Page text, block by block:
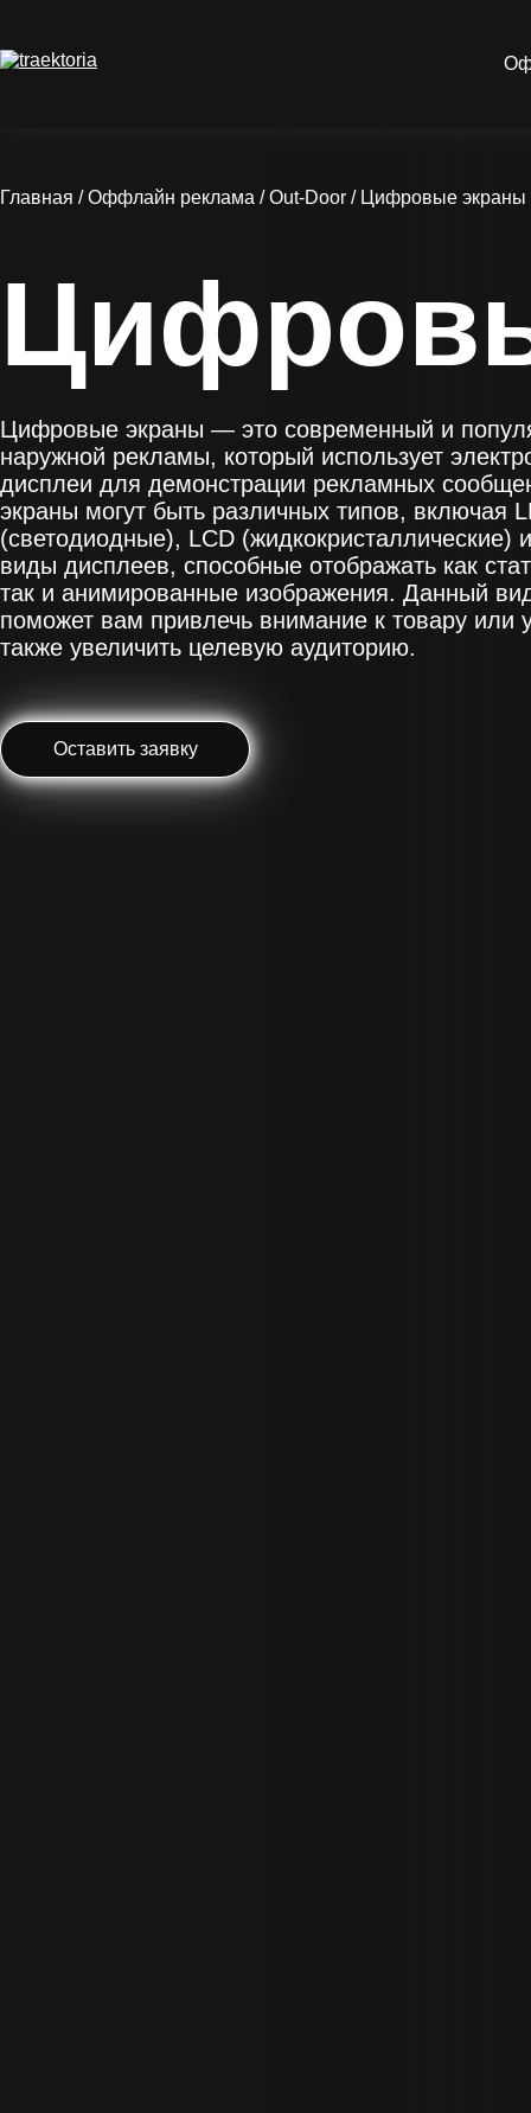
Главная /Оффлайн реклама /Out-Door / Цифровые экраны
Цифровые экраны — это современный и
наружной рекламы, который использует
дисплеи для демонстрации рекламных
экраны могут быть различных типов, включая
(светодиодные), LCD (жидкокристаллические)
виды дисплеев, способные отображать как
так и анимированные изображения. Данный
поможет вам привлечь внимание к товару или
также увеличить целевую аудиторию.
Оставить заявку